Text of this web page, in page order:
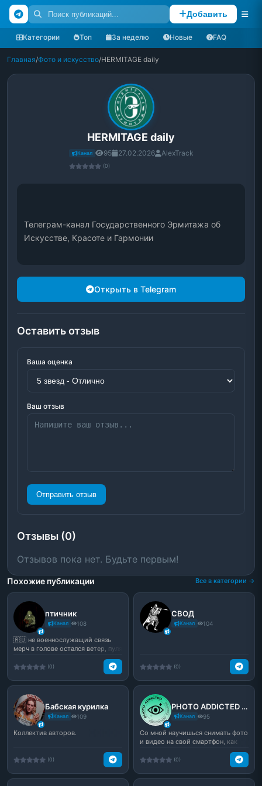
Добавить
Категории Топ За неделю Новые FAQ
Главная/Фото и искусство/HERMITAGE daily
HERMITAGE daily
Канал 95 27.02.2026 AlexTrack
(0)
Телеграм-канал Государственного Эрмитажа об
Искусстве, Красоте и Гармонии
Открыть в Telegram
Оставить отзыв
Ваша оценка
Ваш отзыв
Отправить отзыв
Отзывы (0)
Отзывов пока нет. Будьте первым!
Похожие публикации Все в категории →
птичник
Канал 108
🇷🇺 не военнослужащий связь
мерч в голове остался ветер, пуля
(0)
СВОД
Канал 104
(0)
Бабская курилка
Канал 109
Коллектив авторов.
(0)
PHOTO ADDICTED 📸
Канал 95
Со мной научишься снимать фото
и видео на свой смартфон, как
(0)